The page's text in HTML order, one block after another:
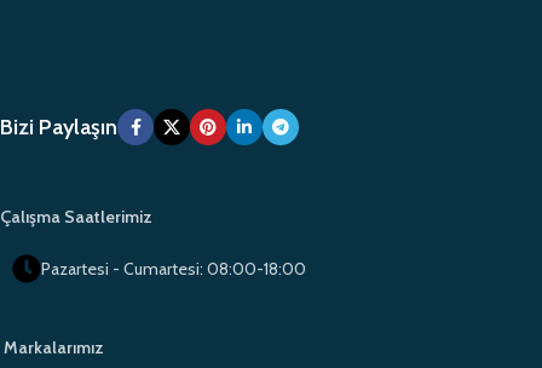
Bizi Paylaşın
Çalışma Saatlerimiz
Pazartesi - Cumartesi: 08:00-18:00
Markalarımız